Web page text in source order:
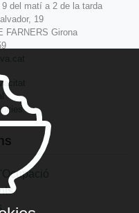
del matí a 2 de la tarda
19
FARNERS Girona